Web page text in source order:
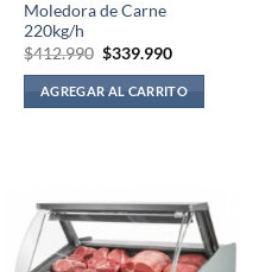
Moledora de Carne
220kg/h
$412.990 El
original
era:
$412.990.
$339.990El
actual
es:
$339.990.
AGREGAR AL CARRITO